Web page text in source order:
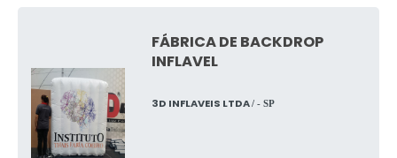
FÁBRICA DE BACKDROP
INFLAVEL
3D INFLAVEIS LTDA/ - SP